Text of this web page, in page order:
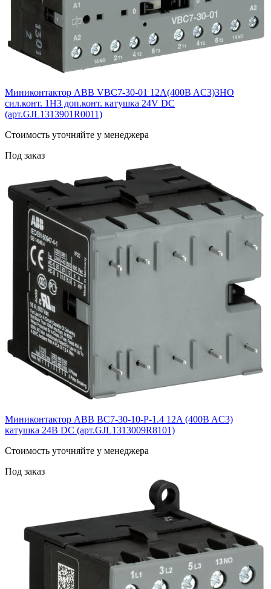
Миниконтактор ABB VBC7-30-01 12A(400B AC3)3НО
сил.конт. 1НЗ доп.конт. катушка 24V DС
(арт.GJL1313901R0011)
Cтоимость уточняйте у менеджера
Под заказ
Миниконтактор ABB ВC7-30-10-P-1.4 12A (400B AC3)
катушка 24B DС (арт.GJL1313009R8101)
Cтоимость уточняйте у менеджера
Под заказ